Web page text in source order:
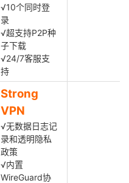
√10个同时登
录
√超支持P2P种
子下载
√24/7客服支
持
Strong
VPN
√无数据日志记
录和透明隐私
政策
√内置
WireGuard协